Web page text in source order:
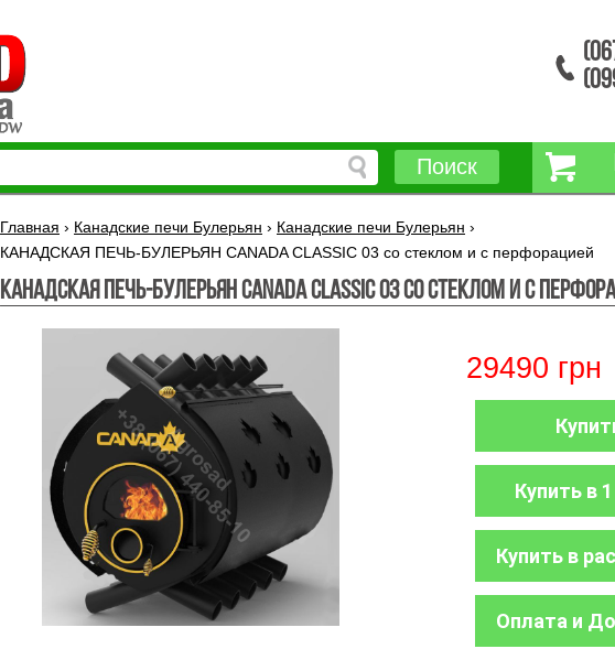
Поиск
Главная › Канадские печи Булерьян › Канадские печи Булерьян ›
КАНАДСКАЯ ПЕЧЬ-БУЛЕРЬЯН CANADA CLASSIC 03 со стеклом и с перфорацией
КАНАДСКАЯ ПЕЧЬ-БУЛЕРЬЯН CANADA CLASSIC 03 со стеклом и с
29490 грн
Купить в
Купить в
Оплата и